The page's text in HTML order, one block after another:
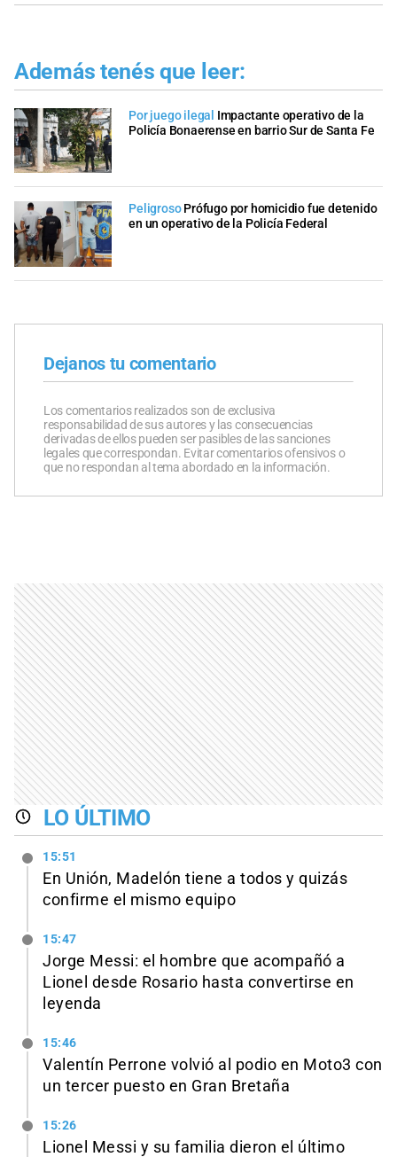
Además tenés que leer:
Por juego ilegal Impactante operativo de la
Policía Bonaerense en barrio Sur de Santa Fe
PeligrosoPrófugo por homicidio fue detenido
en un operativo de la Policía Federal
Dejanos tu comentario
Los comentarios realizados son de exclusiva
responsabilidad de sus autores y las consecuencias
derivadas de ellos pueden ser pasibles de las sanciones
legales que correspondan. Evitar comentarios ofensivos o
que no respondan al tema abordado en la información.
LO ÚLTIMO
15:51
En Unión, Madelón tiene a todos y quizás
confirme el mismo equipo
15:47
Jorge Messi: el hombre que acompañó a
Lionel desde Rosario hasta convertirse en
leyenda
15:46
Valentín Perrone volvió al podio en Moto3 con
un tercer puesto en Gran Bretaña
15:26
Lionel Messi y su familia dieron el último